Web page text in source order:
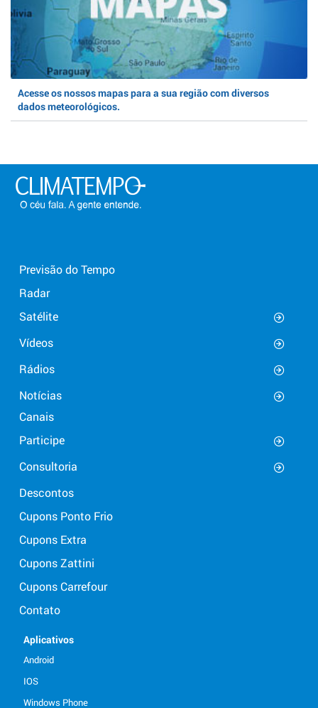
Acesse os nossos mapas para a sua região com diversos
dados meteorológicos.
Previsão do Tempo
Radar
Satélite
Vídeos
Rádios
Notícias
Canais
Participe
Consultoria
Descontos
Cupons Ponto Frio
Cupons Extra
Cupons Zattini
Cupons Carrefour
Contato
Aplicativos
Android
IOS
Windows Phone